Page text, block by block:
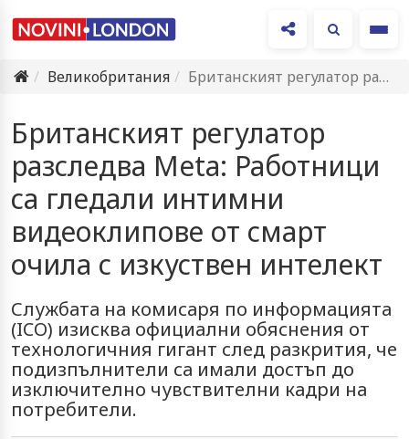
Великобритания
Британският регулатор разследва Meta: Работници са гледали интимни видеоклипове от…
Британският регулатор
разследва Meta: Работници
са гледали интимни
видеоклипове от смарт
очила с изкуствен интелект
Службата на комисаря по информацията
(ICO) изисква официални обяснения от
технологичния гигант след разкрития, че
подизпълнители са имали достъп до
изключително чувствителни кадри на
потребители.